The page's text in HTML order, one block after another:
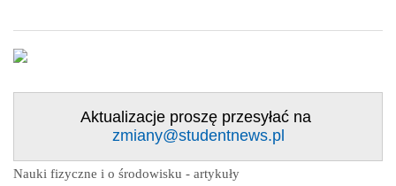
Aktualizacje proszę przesyłać na
zmiany@studentnews.pl
Nauki fizyczne i o środowisku - artykuły